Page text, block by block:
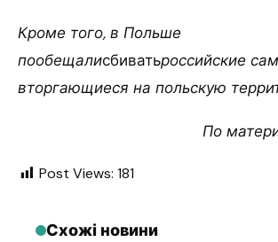
Кроме того, в Польше
пообещалисбиватьроссийские
вторгающиеся на польскую
По
Post Views: 181
Схожі новини